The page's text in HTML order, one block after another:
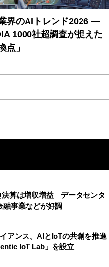
界のAIトレンド2026 ―
1000社超調査が捉えた
点」
決算は増収増益 データセンタ
融事業などが好調
アンス、AIとIoTの共創を推進
IoT Lab」を設立